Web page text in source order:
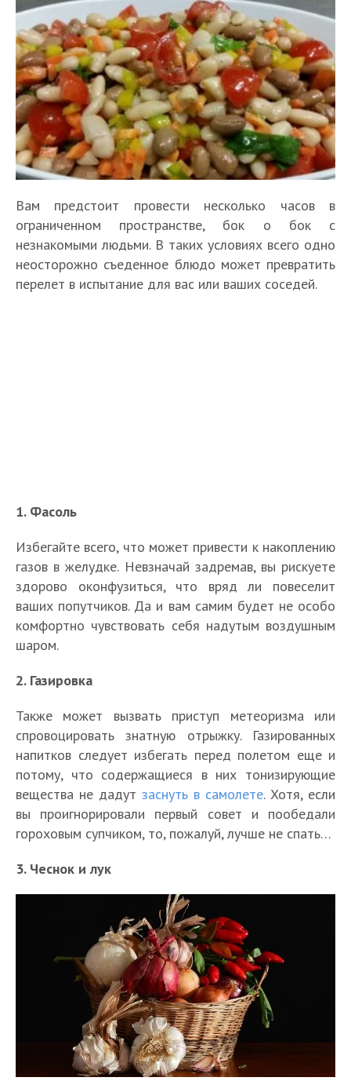
Вам предстоит провести несколько часов в
ограниченном пространстве, бок о бок с
незнакомыми людьми. В таких условиях всего одно
неосторожно съеденное блюдо может превратить
перелет в испытание для вас или ваших соседей.
1. Фасоль
Избегайте всего, что может привести к накоплению
газов в желудке. Невзначай задремав, вы рискуете
здорово оконфузиться, что вряд ли повеселит
ваших попутчиков. Да и вам самим будет не особо
комфортно чувствовать себя надутым воздушным
шаром.
2. Газировка
Также может вызвать приступ метеоризма или
спровоцировать знатную отрыжку. Газированных
напитков следует избегать перед полетом еще и
потому, что содержащиеся в них тонизирующие
вещества не дадут заснуть в самолете. Хотя, если
вы проигнорировали первый совет и пообедали
гороховым супчиком, то, пожалуй, лучше не спать…
3. Чеснок и лук